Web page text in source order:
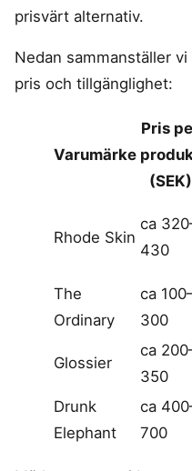
prisvärt alternativ.
Nedan sammanställer
pris och tillgänglighet:
Varumärke
Pris
(SEK)
Rhode Skin
ca
430
The
Ordinary
ca
300
Glossier
ca
350
Drunk
Elephant
ca
700